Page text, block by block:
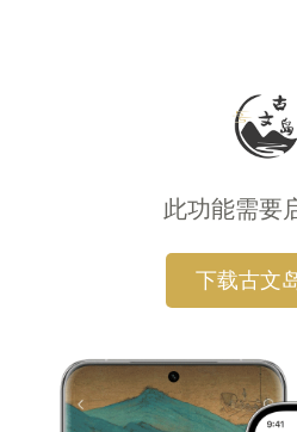
此功能需要
下载古文